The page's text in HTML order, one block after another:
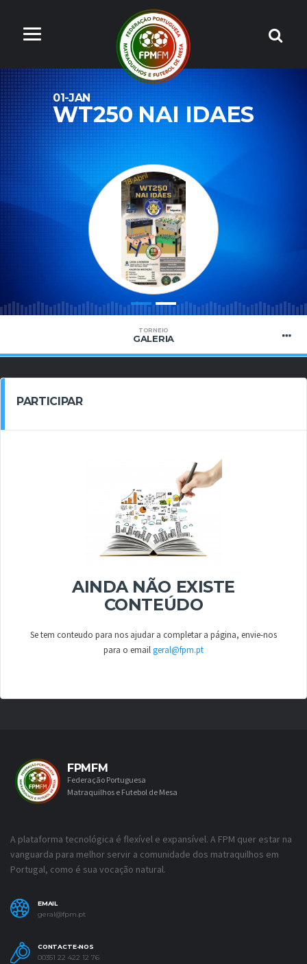
01-JAN
WT250 NAI IDAES
TORNEIO
GALERIA
PARTICIPAR
AINDA NÃO EXISTE
CONTEÚDO
Se tem conteudo para nos ajudar a completar a página, envie-nos
para o emailgeral@fpm.pt
FPMFM
Federação Portuguesa
Matraquilhos e Futebol de Mesa
A plataforma tecnológica é flexível e expansível. A FPM quer estar na
vanguarda para melhor servir a comunidade dos matraquilhos em
Portugal, como é sua vocação natural.
EMAIL
geral@fpm.pt
CONTACTE-NOS
00351 22 422 12 76